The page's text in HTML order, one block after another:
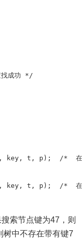
成功 */
t, p);  /*  在
t, p);  /*  在
索节点键为47，则
树中不存在带有键7